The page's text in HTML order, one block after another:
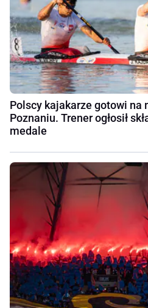
Polscy kajakarze gotowi na
Poznaniu. Trener ogłosił
medale